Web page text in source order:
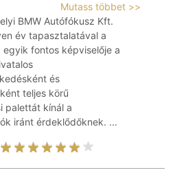
Mutass többet >>
BMW Autófókusz Kft.
év tapasztalatával a
egyik fontos képviselője a
és
teljes körű
palettát kínál a
iránt érdeklődőknek. ...